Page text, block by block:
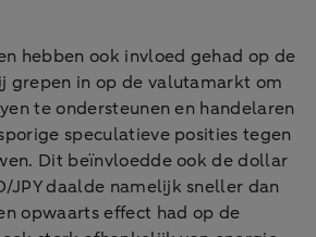
hebben ook invloed gehad op de
grepen in op de valutamarkt om
te ondersteunen en handelaren
speculatieve posities tegen
Dit beïnvloedde ook de dollar
JPY daalde namelijk sneller dan
opwaarts effect had op de